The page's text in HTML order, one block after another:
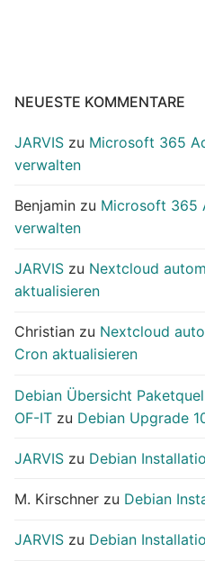
NEUESTE KOMMENTARE
JARVIS zu Microsoft 365
verwalten
Benjamin zu Microsoft 365
verwalten
JARVIS zu Nextcloud
aktualisieren
Christian zu Nextcloud
Cron aktualisieren
Debian Übersicht
OF-IT zu Debian Upgrade
JARVIS zu Debian
M. Kirschner zu Debian
JARVIS zu Debian